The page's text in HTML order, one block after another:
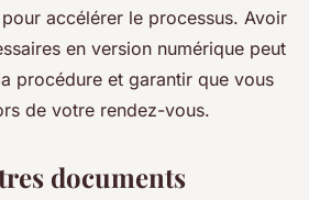
pour accélérer le processus. Avoir
en version numérique peut
procédure et garantir que vous
de votre rendez-vous.
documents